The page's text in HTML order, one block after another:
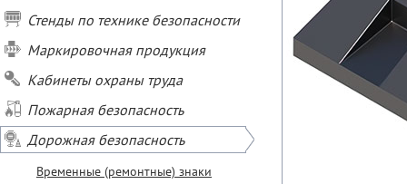
Стенды по технике безопасности
Маркировочная продукция
Кабинеты охраны труда
Пожарная безопасность
Дорожная безопасность
Временные (ремонтные) знаки